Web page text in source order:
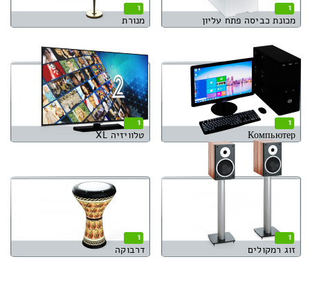
1
מכונת כביסה פתח עליון
1
מנורת
1
Компьютер
1
טלוויזיה XL
1
זוג רמקולים
1
דרבוקה